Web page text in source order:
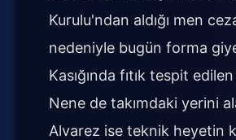
Kurulu'ndan aldığı men
nedeniyle bugün forma
Kasığında fıtık tespit
Nene de takımdaki yerini
Alvarez ise teknik heyetin